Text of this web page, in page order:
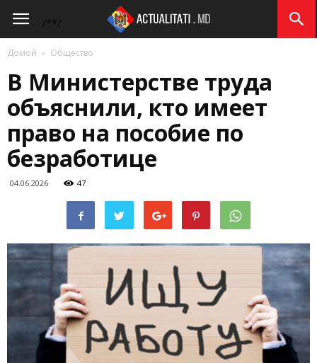
/**/
Actualitati.md
Домой Общество
В Министерстве труда
объяснили, кто имеет
право на пособие по
безработице
04.06.2026 47